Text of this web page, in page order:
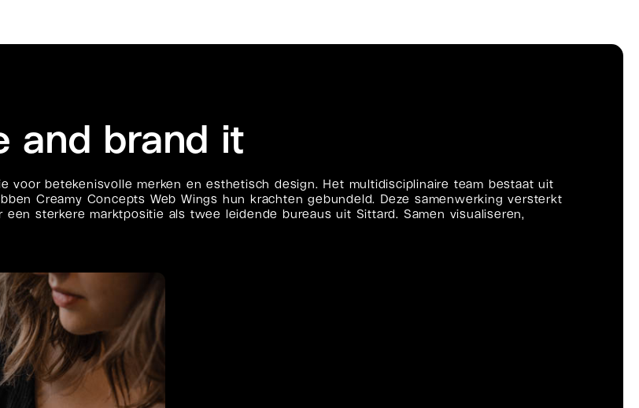
and brand it
voor betekenisvolle merken en esthetisch design. Het multidisciplinaire team bestaat uit
Creamy Concepts Web Wings hun krachten gebundeld. Deze samenwerking versterkt
sterkere marktpositie als twee leidende bureaus uit Sittard. Samen visualiseren,